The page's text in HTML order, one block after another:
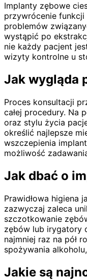
Implanty zębowe
przywrócenie
problemów
wystąpić po
nie każdy pacjent
wizyty kontrolne u
Jak wygląda
Proces konsultacji
całej procedury. Na
oraz stylu życia
określić najlepsze
wszczepienia
możliwość
Jak dbać o
Prawidłowa higiena
zazwyczaj zaleca
szczotkowanie
zębów lub irygatory
najmniej raz na pół
spożywania
Jakie są